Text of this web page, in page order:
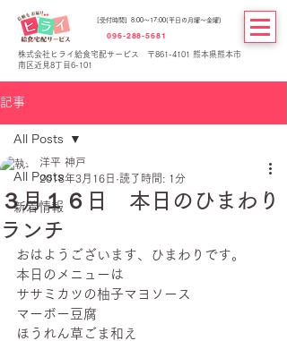
[受付時間] 8:00～17:00(平日の月曜～金曜)
096-288-5681
株式会社ヒライ給食宅配サービス 〒861-4101 熊本県熊本市
南区近見8丁目6-101
記事
All Posts
新着情報
All Posts
３月１６日 本日のひまわり
ランチ
洋平 神戸
2018年3月16日 読了時間: 1分
おはようございます、ひまわりです。
本日のメニューは
ササミカツの柚子マヨソース
マーボー豆腐
ほうれん草ごま和え